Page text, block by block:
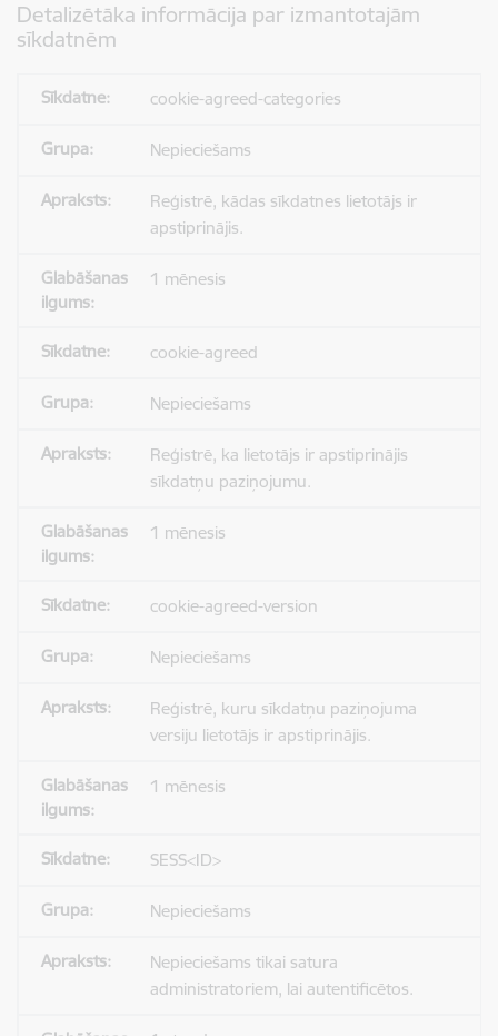
Detalizētāka informācija par izmantotajām
sīkdatnēm
cookie-agreed-categories
Nepieciešams
Reģistrē, kādas sīkdatnes lietotājs ir
apstiprinājis.
1 mēnesis
cookie-agreed
Nepieciešams
Reģistrē, ka lietotājs ir apstiprinājis
sīkdatņu paziņojumu.
1 mēnesis
cookie-agreed-version
Nepieciešams
Reģistrē, kuru sīkdatņu paziņojuma
versiju lietotājs ir apstiprinājis.
1 mēnesis
SESS<ID>
Nepieciešams
Nepieciešams tikai satura
administratoriem, lai autentificētos.